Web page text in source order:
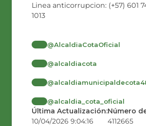
Linea anticorrupcion: (+57) 601
1013
@AlcaldiaCotaOficial
@alcaldiacota
@alcaldia_cota_oficial
Última Actualización:
10/04/2026 9:04:16
Número
4112665